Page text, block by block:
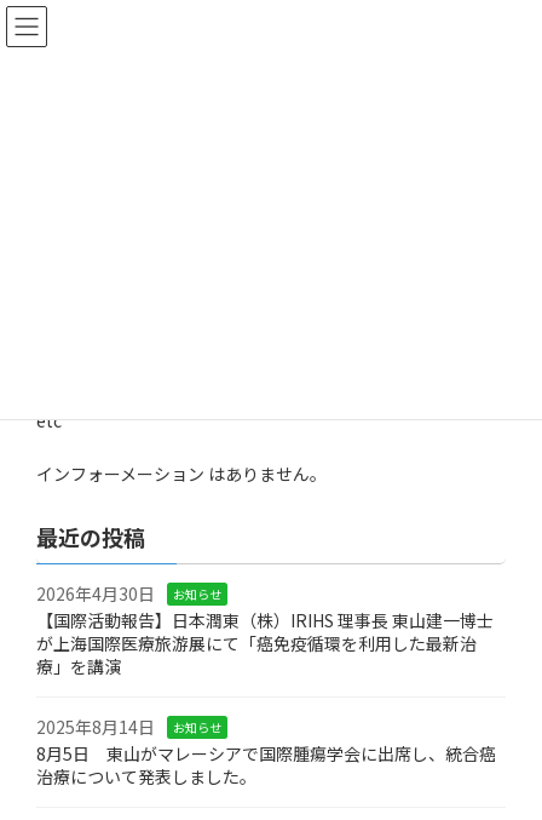
コ
ン
ナ
ビ
etc
インフォーメーション はありません。
最近の投稿
2026年4月30日 お知らせ
【国際活動報告】日本潤東（株）IRIHS 理事長 東山建一博士
が上海国際医療旅游展にて「癌免疫循環を利用した最新治
療」を講演
2025年8月14日 お知らせ
8月5日 東山がマレーシアで国際腫瘍学会に出席し、統合癌
治療について発表しました。